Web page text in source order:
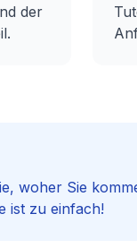
der
woher Sie
ist zu einfach!